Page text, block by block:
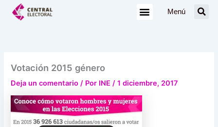
Menú
Votación 2015 género
Deja un comentario / Por INE/1 diciembre, 2017